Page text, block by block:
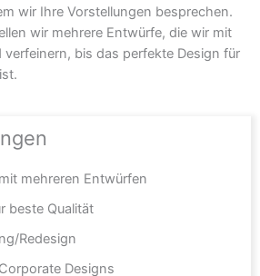
wir Ihre Vorstellungen besprechen.
wir mehrere Entwürfe, die wir mit
bis das perfekte Design für
mehreren Entwürfen
beste Qualität
Redesign
Designs